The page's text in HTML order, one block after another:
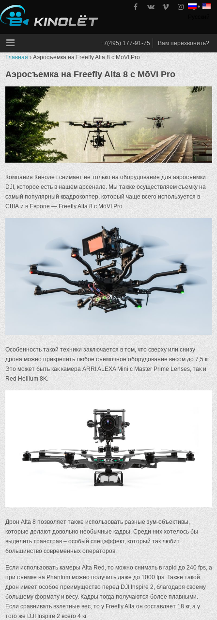
Skip
to
content
kinolet
+7(495) 177-91-75 Вам перезвонить?
Главная › Аэросъемка на Freefly Alta 8 с MōVI Pro
Аэросъемка на Freefly Alta 8 с MōVI Pro
Компания Кинолет снимает не только на оборудование для аэросъемки
DJI, которое есть в нашем арсенале. Мы также осуществляем съемку на
самый популярный квадрокоптер, который чаще всего используется в
США и в Европе — Freefly Alta 8 с MōVI Pro.
Особенность такой техники заключается в том, что сверху или снизу
дрона можно прикрепить любое съемочное оборудование весом до 7,5 кг.
Это может быть как камера ARRI ALEXA Mini с Master Prime Lenses, так и
Red Hellium 8K.
Дрон Alta 8 позволяет также использовать разные зум-объективы,
которые делают довольно необычные кадры. Среди них хотелось бы
выделить транстрав – особый спецэффект, который так любит
большинство современных операторов.
Если использовать камеры Alta Red, то можно снимать в rapid до 240 fps, а
при съемке на Phantom можно получить даже до 1000 fps. Также такой
дрон имеет особое преимущество перед DJI Inspire 2, благодаря своему
большему формату и весу. Кадры тогда получаются более плавными.
Если сравнивать взлетные вес, то у Freefly Alta он составляет 18 кг, а у
того же DJI Inspire 2 всего 4 кг.